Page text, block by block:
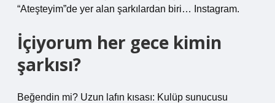
“Ateşteyim”de yer alan şarkılardan biri… Instagram.
İçiyorum her gece kimin
şarkısı?
Beğendin mi? Uzun lafın kısası: Kulüp sunucusu